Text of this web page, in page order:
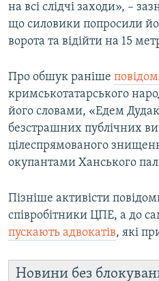
на всі слідчі заходи», –
що силовики попросили
ворота та відійти на 15
Про обшук раніше
кримськотатарського
його словами, «Едем
безстрашних публічних
цілеспрямованого
окупантами Ханського
Пізніше активісти
співробітники ЦПЕ, а до
пускають адвокатів, які
Новини без